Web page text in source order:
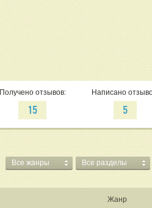
Получено отзывов:
15
Написано
5
Все жанры Все разделы
Жанр